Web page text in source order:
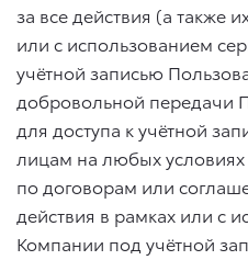
за все действия (а также
или с использованием
учётной записью
добровольной передачи
для доступа к учётной
лицам на любых
по договорам или
действия в рамках или с
Компании под учётной